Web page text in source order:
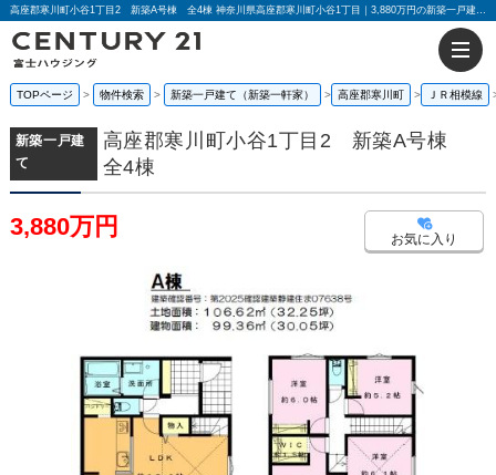
高座郡寒川町小谷1丁目2 新築A号棟 全4棟 神奈川県高座郡寒川町小谷1丁目｜3,880万円の新築一戸建て｜センチュリー21富士ハウジング
TOPページ 物件検索 新築一戸建て（新築一軒家） 高座郡寒川町 ＪＲ相模線
新築一戸建
て
高座郡寒川町小谷1丁目2 新築A号棟
全4棟
3,880万円 お気に入り